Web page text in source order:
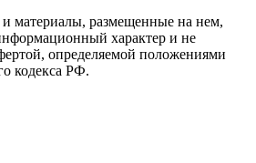
материалы, размещенные на нем,
характер и не
определяемой положениями
кодекса РФ.